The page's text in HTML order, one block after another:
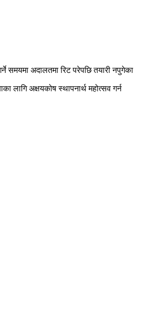
समयमा अदालतमा रिट परेपछि तयारी नपुगेका
लागि अक्षयकोष स्थापनार्थ महोत्सव गर्न